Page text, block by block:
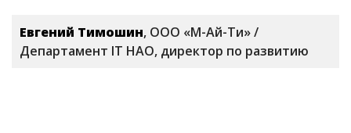
Евгений Тимошин, ООО «М-Ай-Ти» /
Департамент IT НАО, директор по развитию